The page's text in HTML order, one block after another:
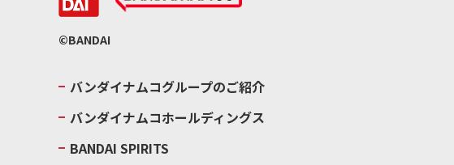
©BANDAI
バンダイナムコグループのご紹介
バンダイナムコホールディングス
BANDAI SPIRITS